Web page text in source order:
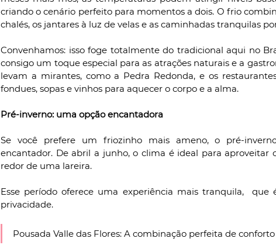
criando o cenário perfeito para momentos a dois. O frio
chalés, os jantares à luz de velas e as caminhadas tranquilas
Convenhamos: isso foge totalmente do tradicional aqui no
consigo um toque especial para as atrações naturais e a
levam a mirantes, como a Pedra Redonda, e os
fondues, sopas e vinhos para aquecer o corpo e a alma.
Pré-inverno: uma opção encantadora
Se você prefere um friozinho mais ameno, o pré-
encantador. De abril a junho, o clima é ideal para aproveitar
redor de uma lareira.
Esse período oferece uma experiência mais tranquila,
privacidade.
Pousada Valle das Flores: A combinação perfeita de